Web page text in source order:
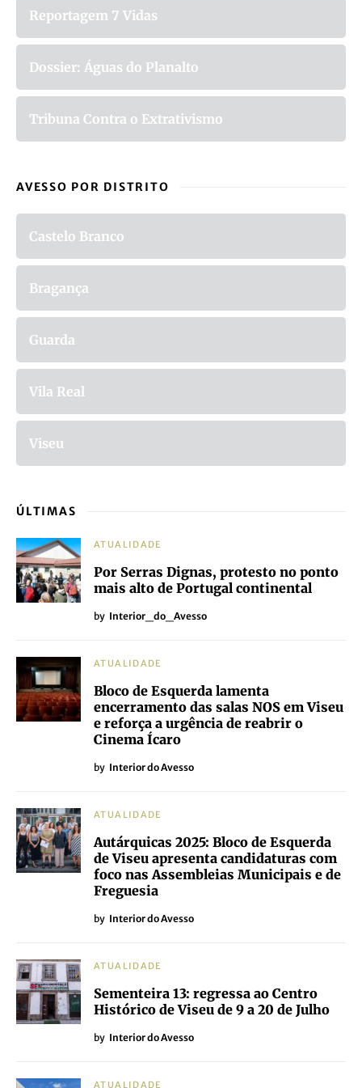
Reportagem 7 Vidas
Dossier: Águas do Planalto
Tribuna Contra o Extrativismo
AVESSO POR DISTRITO
Castelo Branco
Bragança
Guarda
Vila Real
Viseu
ÚLTIMAS
ATUALIDADE
Por Serras Dignas, protesto no ponto
mais alto de Portugal continental
by Interior_do_Avesso
ATUALIDADE
Bloco de Esquerda lamenta
encerramento das salas NOS em Viseu
e reforça a urgência de reabrir o
Cinema Ícaro
by Interior do Avesso
ATUALIDADE
Autárquicas 2025: Bloco de Esquerda
de Viseu apresenta candidaturas com
foco nas Assembleias Municipais e de
Freguesia
by Interior do Avesso
ATUALIDADE
Sementeira 13: regressa ao Centro
Histórico de Viseu de 9 a 20 de Julho
by Interior do Avesso
ATUALIDADE